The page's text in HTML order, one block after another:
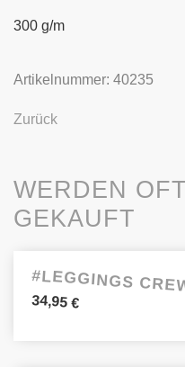
300 g/m
Artikelnummer: 40235
Zurück
WERDEN
GEKAUFT
#LEGGINGS
34,95€